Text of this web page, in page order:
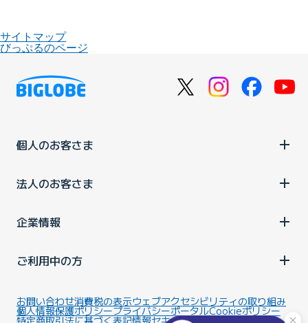
サイトマップ
びっぷるのページ
個人のお客さま
法人のお客さま
企業情報
ご利用中の方
お問い合わせ消費税の表示ウェブアクセシビリティの取り組み
個人情報保護ポリシープライバシーポータルCookieポリシー
特定商取引法に基づく表記情報セキュリティ基本方針